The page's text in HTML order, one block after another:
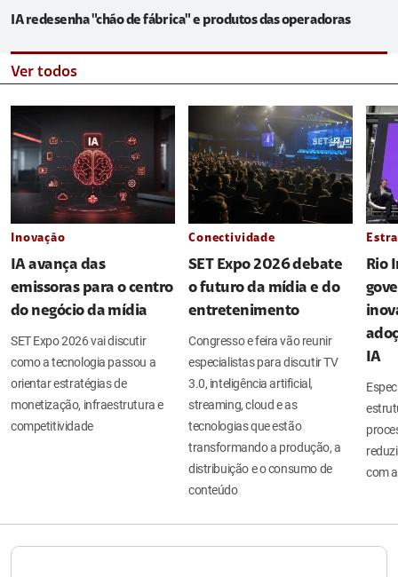
IA redesenha "chão de fábrica" e produtos das operadoras
Ver todos
Inovação
IA avança das
emissoras para o centro
do negócio da mídia
SET Expo 2026 vai discutir
como a tecnologia passou a
orientar estratégias de
monetização, infraestrutura e
competitividade
Conectividade
SET Expo 2026 debate
o futuro da mídia e do
entretenimento
Congresso e feira vão reunir
especialistas para discutir TV
3.0, inteligência artificial,
streaming, cloud e as
tecnologias que estão
transformando a produção, a
distribuição e o consumo de
conteúdo
Rio
IA
com